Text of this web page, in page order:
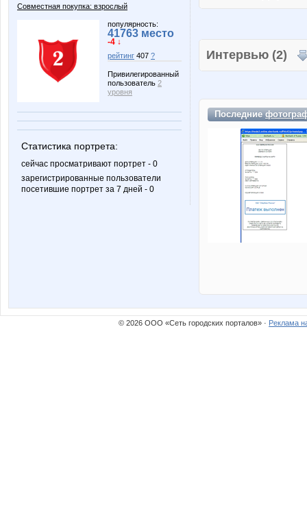
Совместная покупка: взрослый
популярность:
41763 место
-4 ↓
рейтинг 407 ?
Привилегированный
пользователь 2
уровня
Статистика портрета:
сейчас просматривают портрет - 0
зарегистрированные пользователи
посетившие портрет за 7 дней - 0
Интервью (2)
Последние
© 2026 ООО «Сеть городских порталов» · Реклама